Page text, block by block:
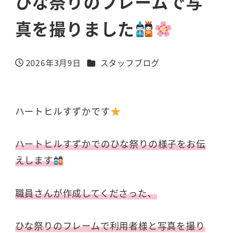
真を撮りました
投稿日
2026年3月9日 カテゴリー
スタッフブログ
ハートヒルすずかです
ハートヒルすずかでのひな祭りの様子をお伝
えします
職員さんが作成してくださった、
ひな祭りのフレームで利用者様と写真を撮り